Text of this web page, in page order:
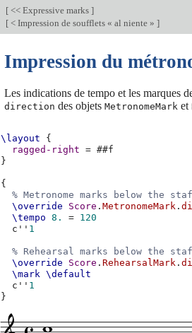
[ << Expressive marks ]
[ < Impression de soufflets « al niente » ]
Impression du
Les indications de tempo et les marques
direction des objets MetronomeMark et
\layout
{
ragged-right
= ##f
}
{
% Metronome marks below the
\override
Score .MetronomeMark .
\tempo
8. = 120
c'' 1
% Rehearsal marks below the
\override
Score .RehearsalMark .
\mark \default
c'' 1
}